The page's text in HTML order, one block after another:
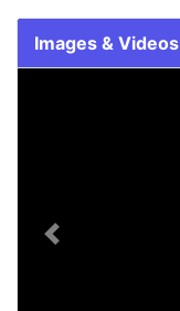
Images & Videos
Previous